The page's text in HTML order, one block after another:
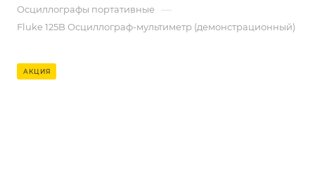
Осциллографы портативные —
Fluke 125B Осциллограф-мультиметр (демонстрационный)
АКЦИЯ